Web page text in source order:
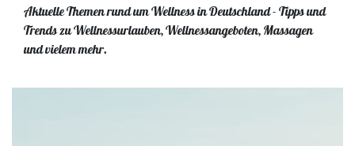
Aktuelle Themen rund um Wellness in Deutschland - Tipps und
Trends zu Wellnessurlauben, Wellnessangeboten, Massagen
und vielem mehr.